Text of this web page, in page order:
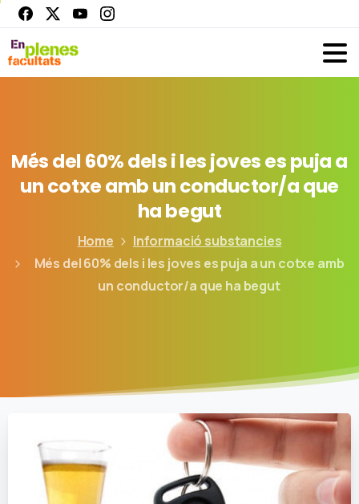
Mésdel 60%delsilesjovesespujaa
uncotxeambunconductor/aque
habegut
Home
Informació substancies
Més del 60% dels i les joves es puja a un cotxe amb
un conductor/a que ha begut